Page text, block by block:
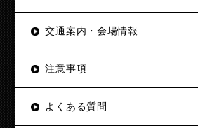
交通案内・会場情報
注意事項
よくある質問